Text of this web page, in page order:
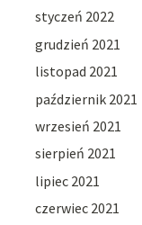
styczeń 2022
grudzień 2021
listopad 2021
październik 2021
wrzesień 2021
sierpień 2021
lipiec 2021
czerwiec 2021